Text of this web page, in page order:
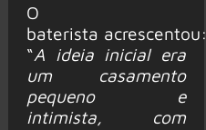
O
baterista acrescentou:
“A ideia inicial era
um casamento
pequeno e
intimista, com